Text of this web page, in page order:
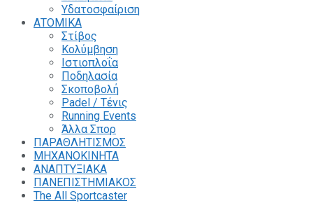
Υδατοσφαίριση
ΑΤΟΜΙΚΑ
Στίβος
Κολύμβηση
Ιστιοπλοΐα
Ποδηλασία
Σκοποβολή
Padel / Τένις
Running Events
Άλλα Σπορ
ΠΑΡΑΘΛΗΤΙΣΜΟΣ
ΜΗΧΑΝΟΚΙΝΗΤΑ
ΑΝΑΠΤΥΞΙΑΚΑ
ΠΑΝΕΠΙΣΤΗΜΙΑΚΟΣ
The All Sportcaster